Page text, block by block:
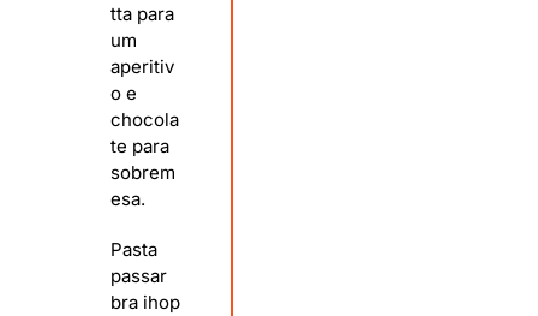
tta para
um
aperitiv
o e
chocola
te para
sobrem
esa.
Pasta
passar
bra ihop